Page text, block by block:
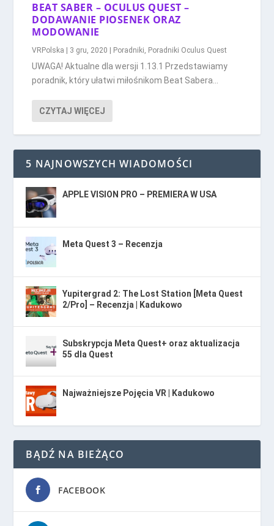
BEAT SABER – OCULUS QUEST –
DODAWANIE PIOSENEK ORAZ
MODOWANIE
VRPolska 3 gru, 2020 Poradniki, Poradniki Oculus Quest
UWAGA! Aktualne dla wersji 1.13.1 Przedstawiamy
poradnik, który ułatwi miłośnikom Beat Sabera...
CZYTAJ WIĘCEJ
5 NAJNOWSZYCH WIADOMOŚCI
APPLE VISION PRO – PREMIERA W USA
Meta Quest 3 – Recenzja
Yupitergrad 2: The Lost Station [Meta Quest
2/Pro] – Recenzja | Kadukowo
Subskrypcja Meta Quest+ oraz aktualizacja
55 dla Quest
Najważniejsze Pojęcia VR | Kadukowo
BĄDŹ NA BIEŻĄCO
FACEBOOK